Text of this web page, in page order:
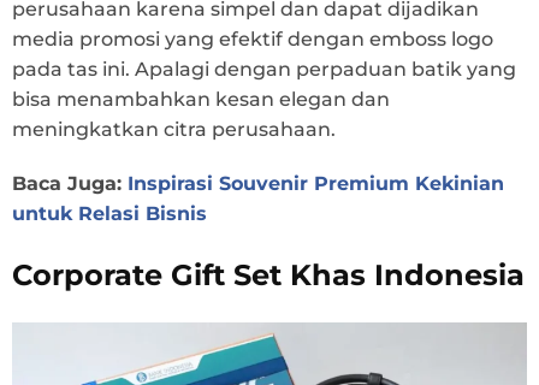
perusahaan karena simpel dan dapat dijadikan
media promosi yang efektif dengan emboss logo
pada tas ini. Apalagi dengan perpaduan batik yang
bisa menambahkan kesan elegan dan
meningkatkan citra perusahaan.
Baca Juga: Inspirasi Souvenir Premium Kekinian
untuk Relasi Bisnis
Corporate Gift Set Khas Indonesia